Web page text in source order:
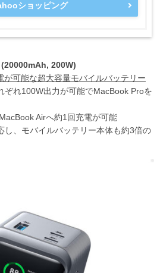
ショッピング
200W)
可能な超大容量モバイルバッテリー
ぞれ100W出力が可能でMacBook Proを
Airへ約1回充電が可能
し、モバイルバッテリー本体も約3倍の